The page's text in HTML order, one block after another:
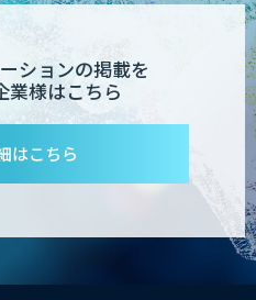
ションの掲載を
業様はこちら
はこちら